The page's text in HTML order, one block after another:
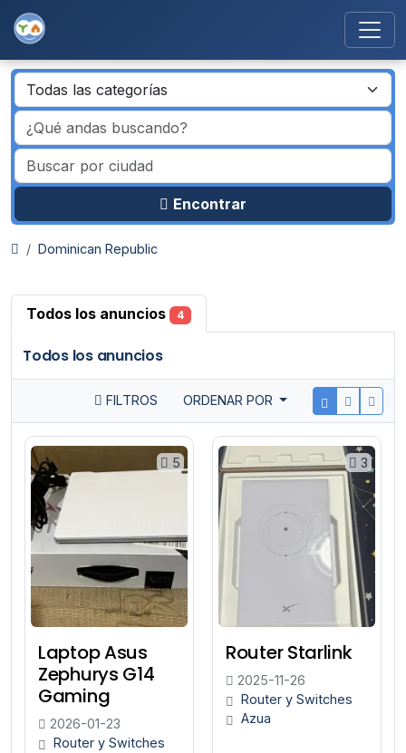
Encontrar
Dominican Republic
Todos los anuncios 4
Todos los anuncios
FILTROS ORDENAR POR
5
Laptop Asus
Zephurys G14
Gaming
2026-01-23
Router y Switches
3
Router Starlink
2025-11-26
Router y Switches
Azua